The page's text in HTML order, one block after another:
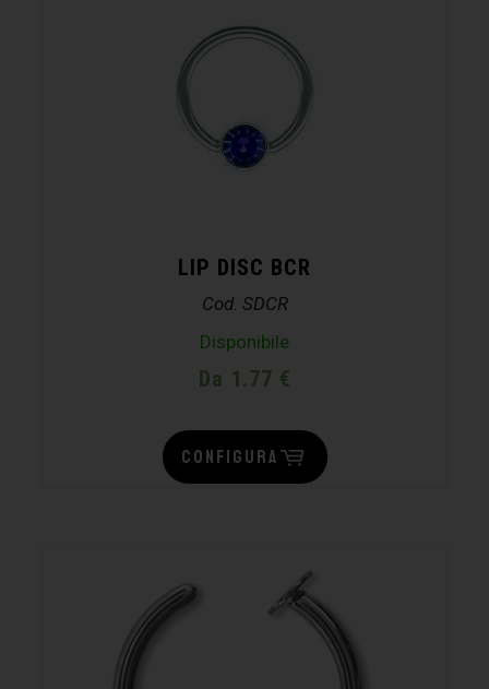
LIP DISC BCR
Cod. SDCR
Disponibile
Da 1.77 €
CONFIGURA